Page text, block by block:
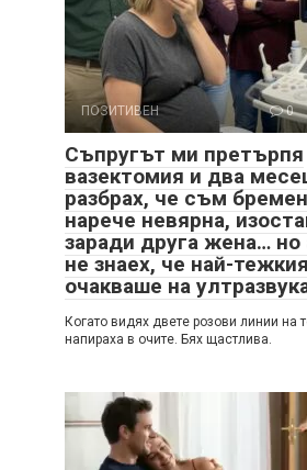
ПОЗИТИВЕН 0
Съпругът ми претърпя
вазектомия и два
разбрах, че съм
нарече невярна,
заради друга жена…
не знаех, че най-
очакваше на
Когато видях двете розови линии на
напираха в очите. Бях щастлива.